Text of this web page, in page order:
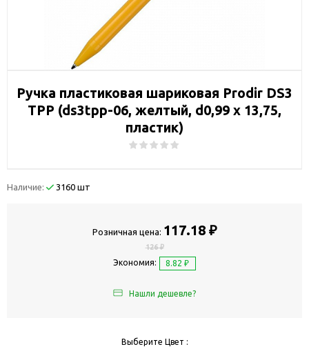
Ручка пластиковая шариковая Prodir DS3
TPP (ds3tpp-06, желтый, d0,99 х 13,75,
пластик)
Наличие: 3160 шт
Розничная цена: 117.18 ₽
126 ₽
Экономия: 8.82 ₽
Нашли дешевле?
Выберите Цвет :